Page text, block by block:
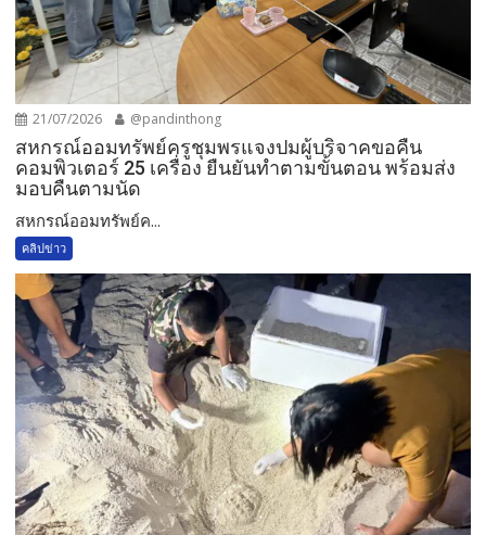
21/07/2026 @pandinthong
สหกรณ์ออมทรัพย์ครูชุมพรแจงปมผู้บริจาคขอคืน
คอมพิวเตอร์ 25 เครื่อง ยืนยันทำตามขั้นตอน พร้อมส่ง
มอบคืนตามนัด
สหกรณ์ออมทรัพย์ค...
คลิปข่าว